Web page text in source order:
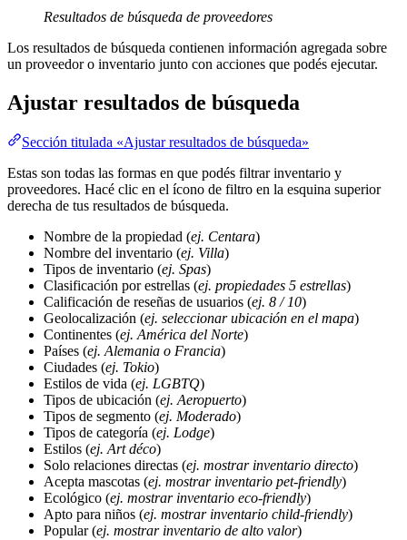
Resultados de búsqueda de proveedores
Los resultados de búsqueda contienen información agregada sobre
un proveedor o inventario junto con acciones que podés ejecutar.
Ajustar resultados de búsqueda
Sección titulada «Ajustar resultados de búsqueda»
Estas son todas las formas en que podés filtrar inventario y
proveedores. Hacé clic en el ícono de filtro en la esquina superior
derecha de tus resultados de búsqueda.
Nombre de la propiedad (ej. Centara)
Nombre del inventario (ej. Villa)
Tipos de inventario (ej. Spas)
Clasificación por estrellas (ej. propiedades 5 estrellas)
Calificación de reseñas de usuarios (ej. 8 / 10)
Geolocalización (ej. seleccionar ubicación en el mapa)
Continentes (ej. América del Norte)
Países (ej. Alemania o Francia)
Ciudades (ej. Tokio)
Estilos de vida (ej. LGBTQ)
Tipos de ubicación (ej. Aeropuerto)
Tipos de segmento (ej. Moderado)
Tipos de categoría (ej. Lodge)
Estilos (ej. Art déco)
Solo relaciones directas (ej. mostrar inventario directo)
Acepta mascotas (ej. mostrar inventario pet-friendly)
Ecológico (ej. mostrar inventario eco-friendly)
Apto para niños (ej. mostrar inventario child-friendly)
Popular (ej. mostrar inventario de alto valor)